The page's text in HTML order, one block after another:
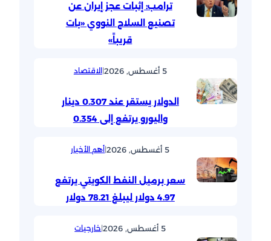
ترامب: إثبات عجز إيران عن
تصنيع السلاح النووي «بات
قريباً»
5 أغسطس, 2026 |الاقتصاد
الدولار يستقر عند 0.307 دينار
واليورو يرتفع إلى 0.354
5 أغسطس, 2026 |أهم الأخبار
سعر برميل النفط الكويتي يرتفع
4.97 دولار ليبلغ 78.21 دولار
5 أغسطس, 2026 |خارجيات